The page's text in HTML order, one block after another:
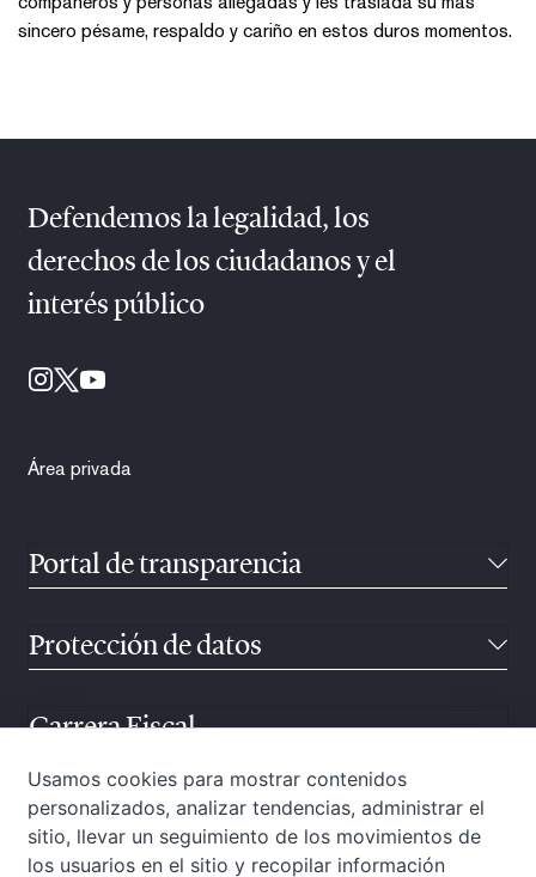
sincero pésame, respaldo y cariño en estos duros momentos.
Defendemos la legalidad, los
derechos de los ciudadanos y el
interés público
Área privada
Portal de transparencia
Protección de datos
Carrera Fiscal
Atención ciudadana
Usamos cookies para mostrar contenidos
personalizados, analizar tendencias, administrar el
sitio, llevar un seguimiento de los movimientos de
los usuarios en el sitio y recopilar información